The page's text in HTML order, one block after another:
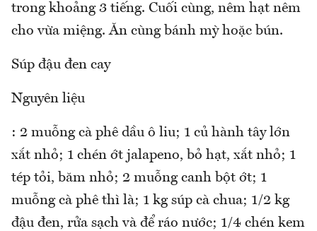
trong khoảng 3 tiếng. Cuối cùng, nêm hạt nêm
cho vừa miệng. Ăn cùng bánh mỳ hoặc bún.
Súp đậu đen cay
Nguyên liệu
: 2 muỗng cà phê dầu ô liu; 1 củ hành tây lớn
xắt nhỏ; 1 chén ớt jalapeno, bỏ hạt, xắt nhỏ; 1
tép tỏi, băm nhỏ; 2 muỗng canh bột ớt; 1
muỗng cà phê thì là; 1 kg súp cà chua; 1/2 kg
đậu đen, rửa sạch và để ráo nước; 1/4 chén kem